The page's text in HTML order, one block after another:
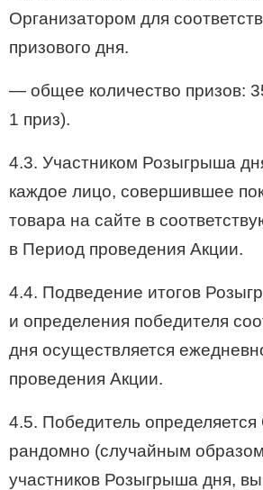
Организатором для
призового дня.
— общее количество призов:
1 приз).
4.3. Участником Розыгрыша
каждое лицо, совершившее
товара на сайте в
в Период проведения Акции.
4.4. Подведение итогов
и определения победителя
дня осуществляется
проведения Акции.
4.5. Победитель
рандомно (случайным
участников Розыгрыша дня,